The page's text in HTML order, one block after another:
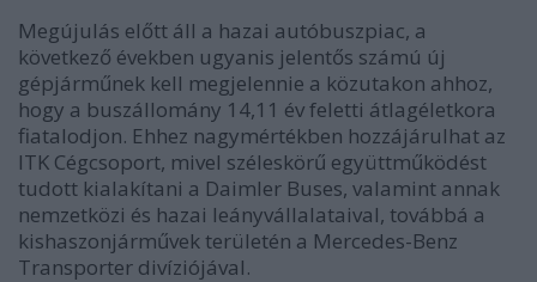
Megújulás előtt áll a hazai autóbuszpiac, a
következő években ugyanis jelentős számú új
gépjárműnek kell megjelennie a közutakon ahhoz,
hogy a buszállomány 14,11 év feletti átlagéletkora
fiatalodjon. Ehhez nagymértékben hozzájárulhat az
ITK Cégcsoport, mivel széleskörű együttműködést
tudott kialakítani a Daimler Buses, valamint annak
nemzetközi és hazai leányvállalataival, továbbá a
kishaszonjárművek területén a Mercedes-Benz
Transporter divíziójával.